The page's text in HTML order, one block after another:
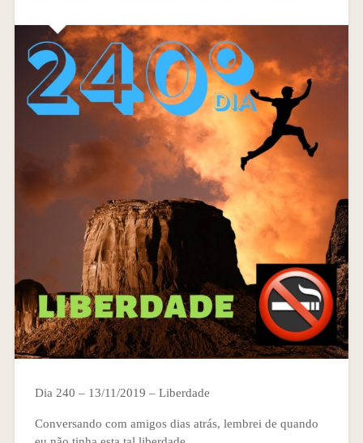
Dia 240 – 13/11/2019 – Liberdade
Conversando com amigos dias atrás, lembrei de quando